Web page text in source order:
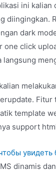
ini kalian
diingingkan.
dark
one click
langsung
Fitur
template
support
увидеть
dinamis